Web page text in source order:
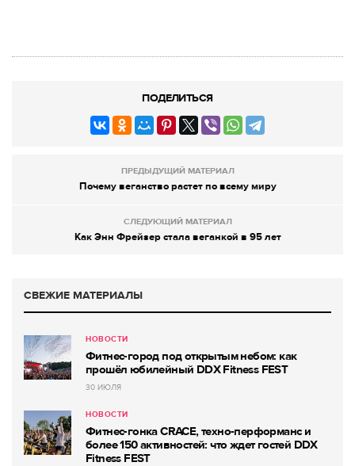
ПОДЕЛИТЬСЯ
ПРЕДЫДУЩИЙ МАТЕРИАЛ
Почему веганство растет по всему миру
СЛЕДУЮЩИЙ МАТЕРИАЛ
Как Энн Фрейзер стала веганкой в 95 лет
СВЕЖИЕ МАТЕРИАЛЫ
НОВОСТИ
Фитнес-город под открытым небом: как
прошёл юбилейный DDX Fitness FEST
30 ИЮЛЯ
НОВОСТИ
Фитнес-гонка CRACE, техно-перформанс и
более 150 активностей: что ждет гостей DDX
Fitness FEST